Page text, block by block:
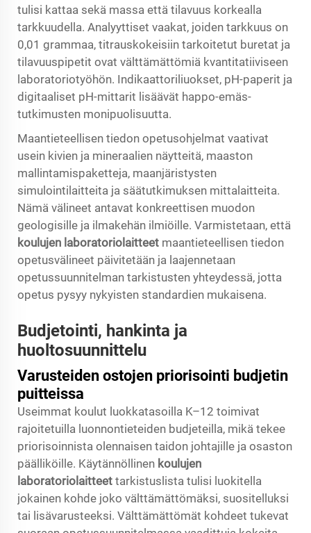
tulisi kattaa sekä massa että tilavuus korkealla
tarkkuudella. Analyyttiset vaakat, joiden tarkkuus on
0,01 grammaa, titrauskokeisiin tarkoitetut buretat ja
tilavuuspipetit ovat välttämättömiä kvantitatiiviseen
laboratoriotyöhön. Indikaattoriliuokset, pH-paperit ja
digitaaliset pH-mittarit lisäävät happo-emäs-
tutkimusten monipuolisuutta.
Maantieteellisen tiedon opetusohjelmat vaativat
usein kivien ja mineraalien näytteitä, maaston
mallintamispaketteja, maanjäristysten
simulointilaitteita ja säätutkimuksen mittalaitteita.
Nämä välineet antavat konkreettisen muodon
geologisille ja ilmakehän ilmiöille. Varmistetaan, että
koulujen laboratoriolaitteet maantieteellisen tiedon
opetusvälineet päivitetään ja laajennetaan
opetussuunnitelman tarkistusten yhteydessä, jotta
opetus pysyy nykyisten standardien mukaisena.
Budjetointi, hankinta ja
huoltosuunnittelu
Varusteiden ostojen priorisointi budjetin
puitteissa
Useimmat koulut luokkatasoilla K–12 toimivat
rajoitetuilla luonnontieteiden budjeteilla, mikä tekee
priorisoinnista olennaisen taidon johtajille ja osaston
päälliköille. Käytännöllinen koulujen
laboratoriolaitteet tarkistuslista tulisi luokitella
jokainen kohde joko välttämättömäksi, suositelluksi
tai lisävarusteeksi. Välttämättömät kohdeet tukevat